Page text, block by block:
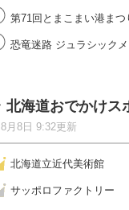
第71回とまこまい港まつ
恐竜迷路 ジュラシック
北海道おでかけス
8月8日 9:32更新
北海道立近代美術館
サッポロファクトリー